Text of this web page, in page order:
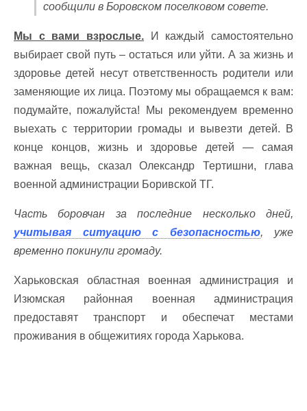
сообщили в Боровском поселковом совете.
Мы с вами взрослые. И каждый самостоятельно
выбирает свой путь – остаться или уйти. А за жизнь и
здоровье детей несут ответственность родители или
заменяющие их лица. Поэтому мы обращаемся к вам:
подумайте, пожалуйста! Мы рекомендуем временно
выехать с территории громады и вывезти детей. В
конце концов, жизнь и здоровье детей — самая
важная вещь, сказал Олександр Тертишни, глава
военной администрации Боривской ТГ.
Часть боровчан за последние несколько дней,
учитывая ситуацию с безопасностью, уже
временно покинули громаду.
Харьковская областная военная администрация и
Изюмская районная военная администрация
предоставят транспорт и обеспечат местами
проживания в общежитиях города Харькова.